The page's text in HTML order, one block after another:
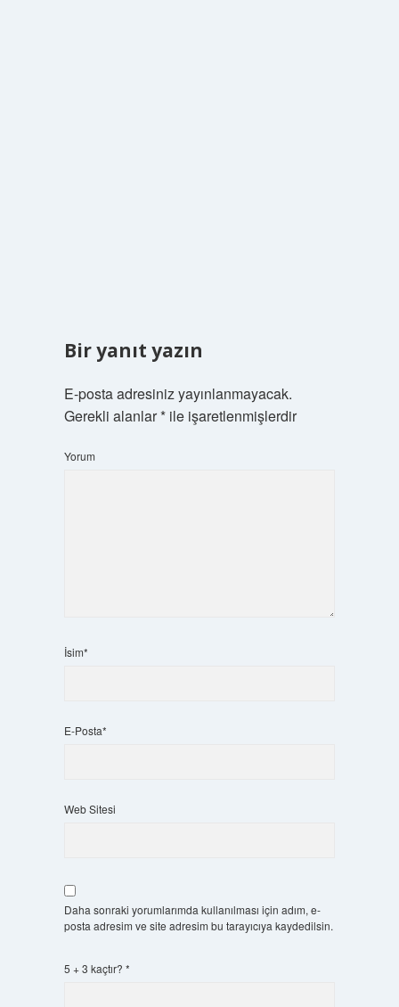
Bir yanıt yazın
E-posta adresiniz yayınlanmayacak.
Gerekli alanlar*ile işaretlenmişlerdir
Yorum
İsim*
E-Posta*
Web Sitesi
Daha sonraki yorumlarımda kullanılması için adım, e-
posta adresim ve site adresim bu tarayıcıya kaydedilsin.
5 + 3 kaçtır? *